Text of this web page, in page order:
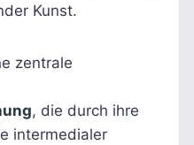
Kunst.
zentrale
, die durch ihre
intermedialer